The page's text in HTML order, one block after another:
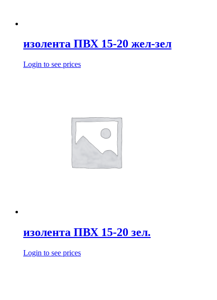
изолента ПВХ 15-20 жел-зел
Login to see prices
изолента ПВХ 15-20 зел.
Login to see prices